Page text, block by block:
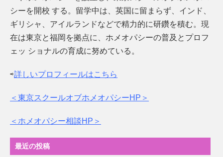
シーを開校 する。留学中は、英国に留まらず、インド、
ギリシャ、アイルランドなどで精力的に研鑽を積む。現
在は東京と福岡を拠点に、ホメオパシーの普及とプロフ
ェッ ショナルの育成に努めている。
⇨詳しいプロフィールはこちら
＜東京スクールオブホメオパシーHP＞
＜ホメオパシー相談HP＞
最近の投稿